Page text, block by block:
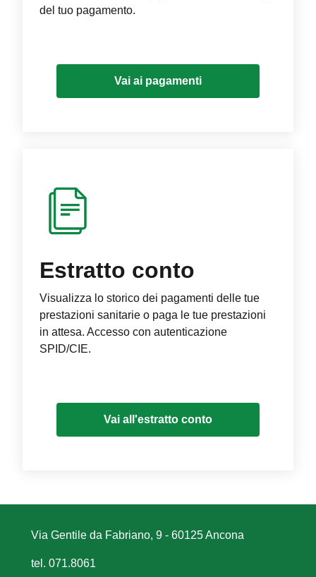
del tuo pagamento.
Vai ai pagamenti
Estratto conto
Visualizza lo storico dei pagamenti delle tue
prestazioni sanitarie o paga le tue prestazioni
in attesa. Accesso con autenticazione
SPID/CIE.
Vai all'estratto conto
Via Gentile da Fabriano, 9 - 60125 Ancona
tel. 071.8061